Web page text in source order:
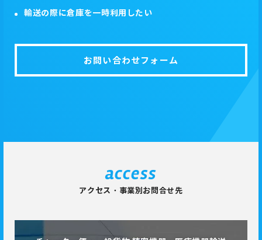
輸送の際に倉庫を一時利用したい
お問い合わせフォーム
access
アクセス・事業別お問合せ先